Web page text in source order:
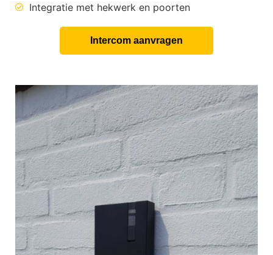
Integratie met hekwerk en poorten
Intercom aanvragen